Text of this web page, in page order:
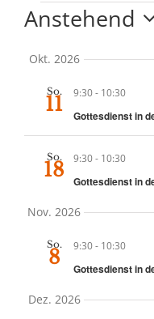
Anstehend
auswählen.
Okt. 2026
So.
11 9:30- 10:30
Gottesdienst in
So.
18 9:30- 10:30
Gottesdienst in
Nov. 2026
So.
8 9:30- 10:30
Gottesdienst in
Dez. 2026